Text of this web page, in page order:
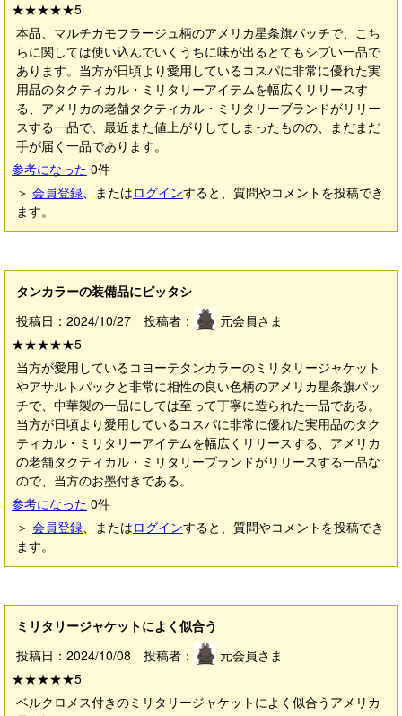
★★★★★5
本品、マルチカモフラージュ柄のアメリカ星条旗パッチで、こち
らに関しては使い込んでいくうちに味が出るとてもシブい一品で
あります。当方が日頃より愛用しているコスパに非常に優れた実
用品のタクティカル・ミリタリーアイテムを幅広くリリースす
る、アメリカの老舗タクティカル・ミリタリーブランドがリリー
スする一品で、最近また値上がりしてしまったものの、まだまだ
手が届く一品であります。
参考になった 0件
＞ 会員登録、またはログインすると、質問やコメントを投稿でき
ます。
タンカラーの装備品にピッタシ
投稿日：2024/10/27 投稿者：
元会員さま
★★★★★5
当方が愛用しているコヨーテタンカラーのミリタリージャケット
やアサルトパックと非常に相性の良い色柄のアメリカ星条旗パッ
チで、中華製の一品にしては至って丁寧に造られた一品である。
当方が日頃より愛用しているコスパに非常に優れた実用品のタク
ティカル・ミリタリーアイテムを幅広くリリースする、アメリカ
の老舗タクティカル・ミリタリーブランドがリリースする一品な
ので、当方のお墨付きである。
参考になった 0件
＞ 会員登録、またはログインすると、質問やコメントを投稿でき
ます。
ミリタリージャケットによく似合う
投稿日：2024/10/08 投稿者：
元会員さま
★★★★★5
ベルクロメス付きのミリタリージャケットによく似合うアメリカ